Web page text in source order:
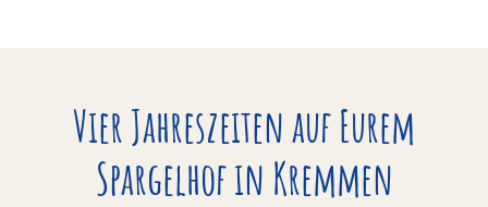
Vier Jahreszeiten auf Eurem
Spargelhof in Kremmen